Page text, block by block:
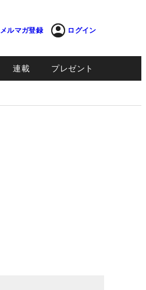
メルマガ登録 ログイン
連載 プレゼント